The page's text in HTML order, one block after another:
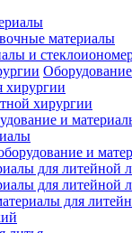
материалы
и
хирургии
хирургии
и
и
для литейной
для литейной
для